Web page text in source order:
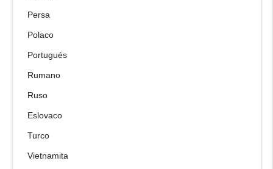
Persa
Polaco
Portugués
Rumano
Ruso
Eslovaco
Turco
Vietnamita